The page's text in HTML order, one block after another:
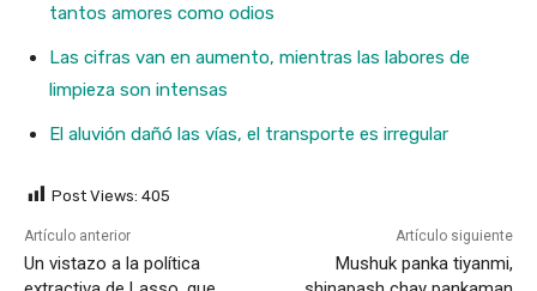
tantos amores como odios
Las cifras van en aumento, mientras las labores de
limpieza son intensas
El aluvión dañó las vías, el transporte es irregular
Post Views: 405
Artículo anterior
Un vistazo a la política
Artículo siguiente
Mushuk panka tiyanmi,